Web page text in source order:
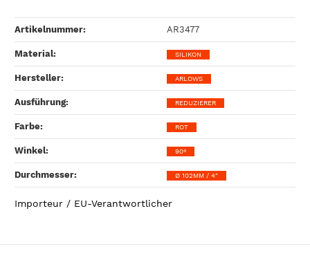
Artikelnummer: AR3477
Material‍: SILIKON
Hersteller‍: ARLOWS
Ausführung‍: REDUZIERER
Farbe‍: ROT
Winkel‍: 90°
Durchmesser‍: Ø 102MM / 4"
Importeur / EU-Verantwortlicher